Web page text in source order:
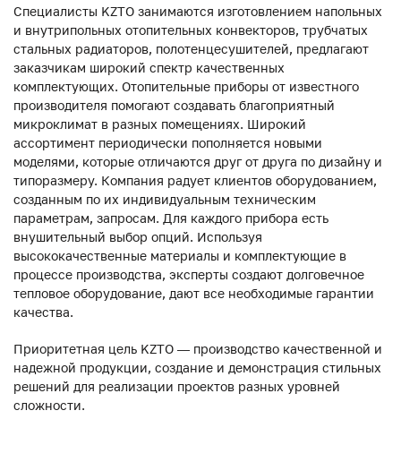
Специалисты KZTO занимаются изготовлением напольных
и внутрипольных отопительных конвекторов, трубчатых
стальных радиаторов, полотенцесушителей, предлагают
заказчикам широкий спектр качественных
комплектующих. Отопительные приборы от известного
производителя помогают создавать благоприятный
микроклимат в разных помещениях. Широкий
ассортимент периодически пополняется новыми
моделями, которые отличаются друг от друга по дизайну и
типоразмеру. Компания радует клиентов оборудованием,
созданным по их индивидуальным техническим
параметрам, запросам. Для каждого прибора есть
внушительный выбор опций. Используя
высококачественные материалы и комплектующие в
процессе производства, эксперты создают долговечное
тепловое оборудование, дают все необходимые гарантии
качества.
Приоритетная цель KZTO — производство качественной и
надежной продукции, создание и демонстрация стильных
решений для реализации проектов разных уровней
сложности.